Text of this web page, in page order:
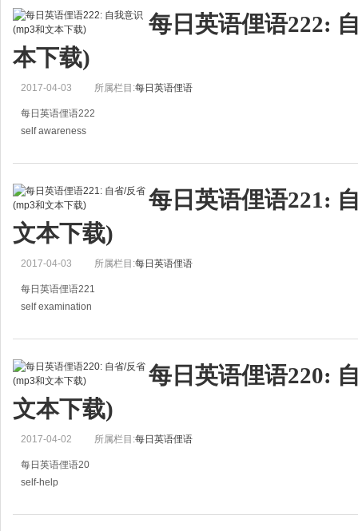
After the death of his wife, he became wrapped in self pity.
在他的老婆过世后，他变得很自怜。
每日英语俚语222:
本下载)
2017-04-03 所属栏目:每日英语俚语
每日英语俚语222
self awareness
自我意识
The computer's self awareness frightened us.
计算机的自动执行能力让我们感到惊讶。
每日英语俚语221:
文本下载)
2017-04-03 所属栏目:每日英语俚语
每日英语俚语221
self examination
自省/反省
After a week in Thailand spent in self examination, he was a changed man.
在泰国经过一周的自我反省后，他彻底的变了一个人。
每日英语俚语220:
文本下载)
2017-04-02 所属栏目:每日英语俚语
每日英语俚语20
self-help
自省/反省